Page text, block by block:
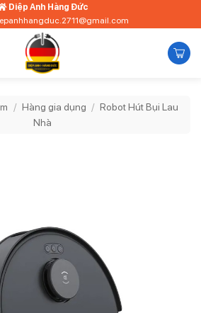
Diệp Anh Hàng Đức
/ Hàng gia dụng / Robot Hút Bụi Lau
Nhà